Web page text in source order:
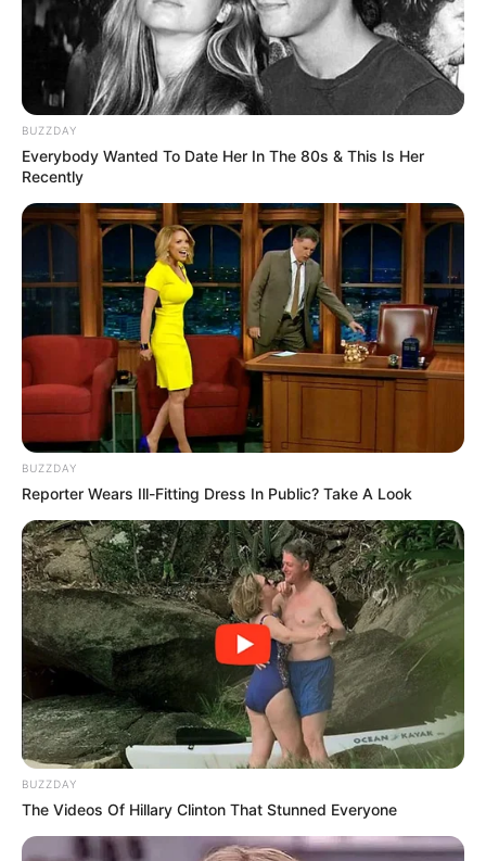
BUZZDAY
Everybody Wanted To Date Her In The 80s & This Is Her
Recently
BUZZDAY
Reporter Wears Ill-Fitting Dress In Public? Take A Look
BUZZDAY
The Videos Of Hillary Clinton That Stunned Everyone